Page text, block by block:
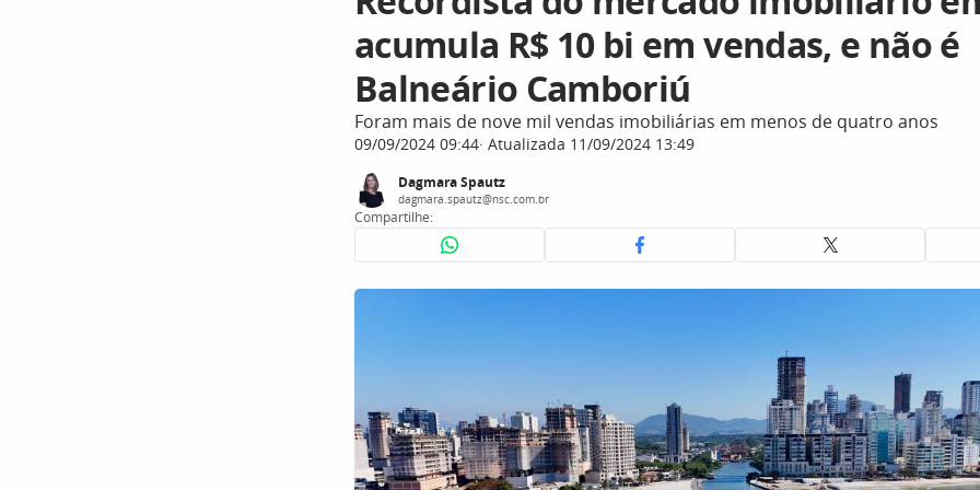
acumula R$ 10 bi em vendas, e não é
Balneário Camboriú
Foram mais de nove mil vendas imobiliárias em menos de quatro anos
09/09/2024 09:44 Atualizada 11/09/2024 13:49
Dagmara Spautz
dagmara.spautz@nsc.com.br
Compartilhe: